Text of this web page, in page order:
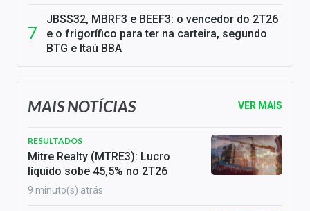
JBSS32, MBRF3 e BEEF3: o vencedor do 2T26
e o frigorífico para ter na carteira, segundo
BTG e Itaú BBA
MAIS NOTÍCIAS VER MAIS
RESULTADOS
Mitre Realty (MTRE3): Lucro
líquido sobe 45,5% no 2T26
9 minuto(s) atrás